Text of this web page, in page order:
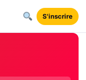
S'inscrire